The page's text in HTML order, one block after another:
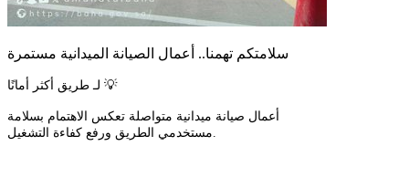
سلامتكم تهمنا.. أعمال الصيانة الميدانية مستمرة
لـ طريق أكثر أمانًا 💡
أعمال صيانة ميدانية متواصلة تعكس الاهتمام بسلامة
مستخدمي الطريق ورفع كفاءة التشغيل.